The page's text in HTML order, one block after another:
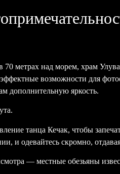
метрах над морем, храм
возможности для
дополнительную яркость.
танца Кечак, чтобы
и одевайтесь скромно,
— местные обезьяны